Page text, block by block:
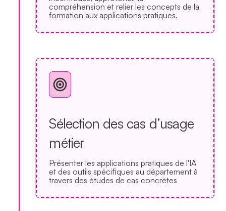
compréhension et relier les concepts de la
formation aux applications pratiques.
Sélection des cas d’usage
métier
Présenter les applications pratiques de l'IA
et des outils spécifiques au département à
travers des études de cas concrètes